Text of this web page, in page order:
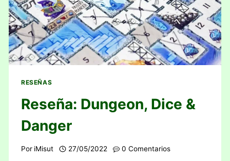
RESEÑAS
Reseña: Dungeon, Dice &
Danger
Por iMisut 27/05/2022 0 Comentarios